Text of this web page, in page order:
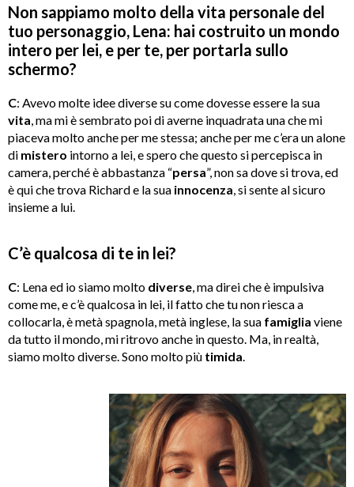
Non sappiamo molto della vita personale del
tuo personaggio, Lena: hai costruito un mondo
intero per lei, e per te, per portarla sullo
schermo?
C: Avevo molte idee diverse su come dovesse essere la sua
vita , ma mi è sembrato poi di averne inquadrata una che mi
piaceva molto anche per me stessa; anche per me c’era un alone
di mistero intorno a lei, e spero che questo si percepisca in
camera, perché è abbastanza “persa”, non sa dove si trova, ed
è qui che trova Richard e la sua innocenza , si sente al sicuro
insieme a lui.
C’è qualcosa di te in lei?
C: Lena ed io siamo molto diverse , ma direi che è impulsiva
come me, e c’è qualcosa in lei, il fatto che tu non riesca a
collocarla, è metà spagnola, metà inglese, la sua famiglia viene
da tutto il mondo, mi ritrovo anche in questo. Ma, in realtà,
siamo molto diverse. Sono molto più timida